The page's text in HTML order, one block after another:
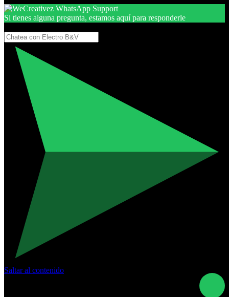
Si tienes alguna pregunta, estamos aquí para responderle
Saltar al contenido